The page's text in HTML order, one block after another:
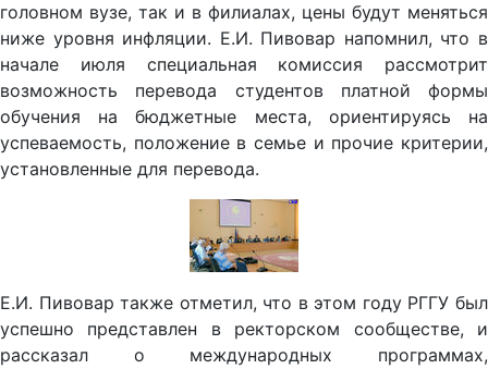
ниже уровня инфляции. Е.И. Пивовар напомнил, что в
начале июля специальная комиссия рассмотрит
возможность перевода студентов платной формы
обучения на бюджетные места, ориентируясь на
успеваемость, положение в семье и прочие критерии,
установленные для перевода.
Е.И. Пивовар также отметил, что в этом году РГГУ был
успешно представлен в ректорском сообществе, и
рассказал о международных программах,
запланированных на ближайшее будущее. Он рассказал